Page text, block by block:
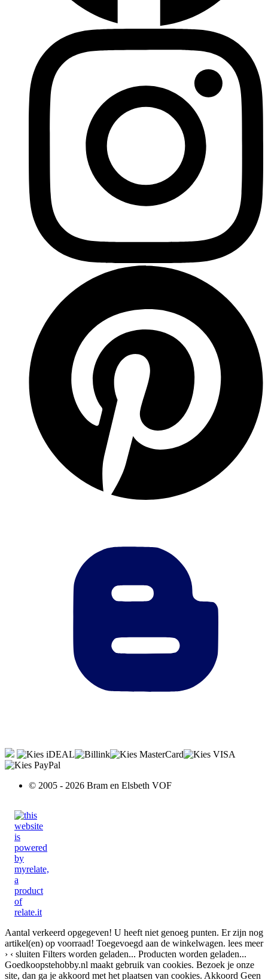
© 2005 - 2026 Bram en Elsbeth VOF
Aantal verkeerd opgegeven! U heeft niet genoeg punten. Er zijn nog
artikel(en) op voorraad! Toegevoegd aan de winkelwagen. lees meer
› ‹ sluiten Filters worden geladen... Producten worden geladen...
Goedkoopstehobby.nl maakt gebruik van cookies. Bezoek je onze
site, dan ga je akkoord met het plaatsen van cookies. Akkoord Geen